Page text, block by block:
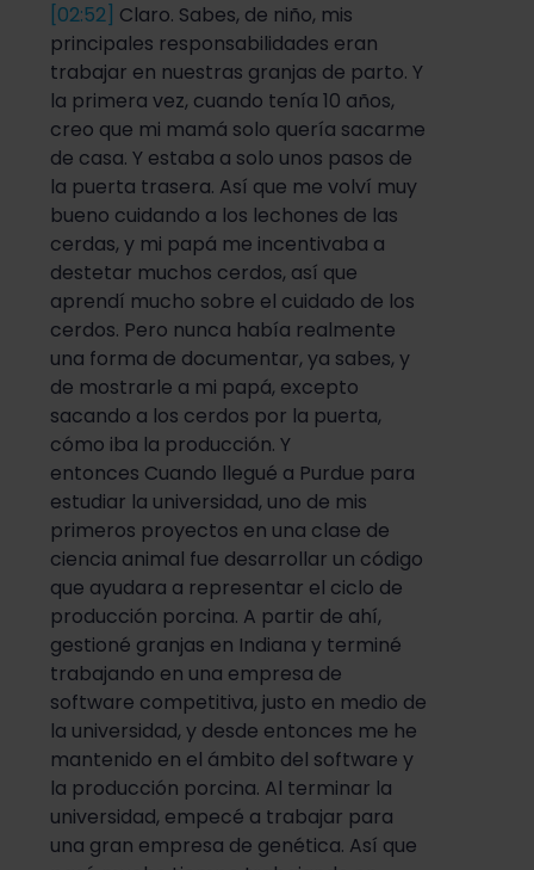
[02:52] Claro. Sabes, de niño, mis
principales responsabilidades eran
trabajar en nuestras granjas de parto. Y
la primera vez, cuando tenía 10 años,
creo que mi mamá solo quería sacarme
de casa. Y estaba a solo unos pasos de
la puerta trasera. Así que me volví muy
bueno cuidando a los lechones de las
cerdas, y mi papá me incentivaba a
destetar muchos cerdos, así que
aprendí mucho sobre el cuidado de los
cerdos. Pero nunca había realmente
una forma de documentar, ya sabes, y
de mostrarle a mi papá, excepto
sacando a los cerdos por la puerta,
cómo iba la producción. Y
entonces Cuando llegué a Purdue para
estudiar la universidad, uno de mis
primeros proyectos en una clase de
ciencia animal fue desarrollar un código
que ayudara a representar el ciclo de
producción porcina. A partir de ahí,
gestioné granjas en Indiana y terminé
trabajando en una empresa de
software competitiva, justo en medio de
la universidad, y desde entonces me he
mantenido en el ámbito del software y
la producción porcina. Al terminar la
universidad, empecé a trabajar para
una gran empresa de genética. Así que